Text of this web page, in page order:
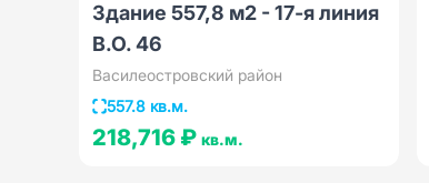
Здание 557,8 м2 - 17-я линия
В.О. 46
Василеостровский район
557.8 кв.м.
218,716 ₽ кв.м.